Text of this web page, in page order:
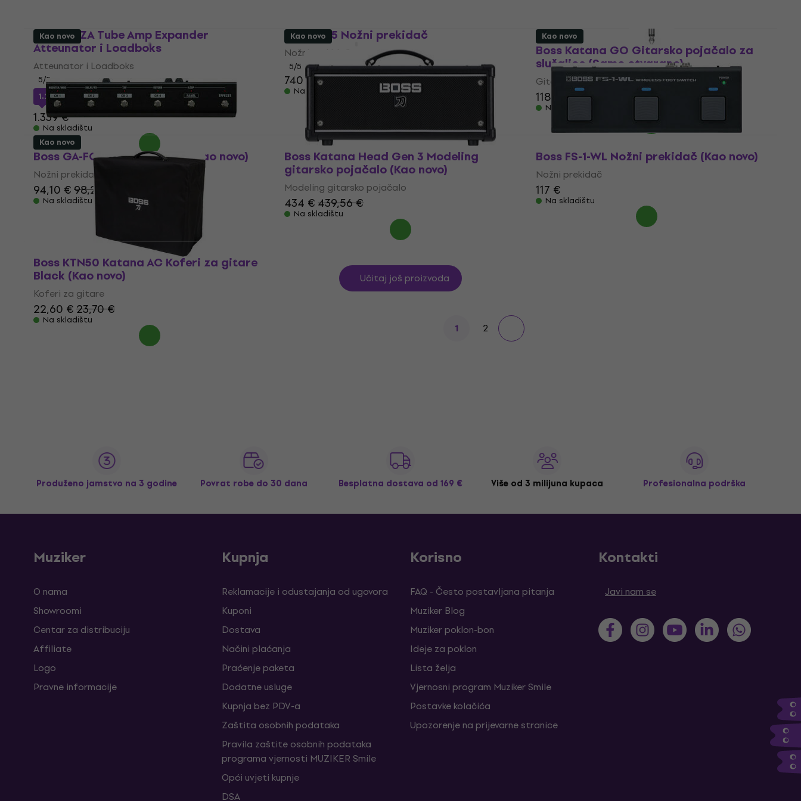
Boss WAZA Tube Amp Expander
Atteunator i Loadboks
Atteunator i Loadboks
5/5
1.230,03 €
s kodomMUZMUZ-5
1.339 €
Na skladištu
Boss ES-5 Nožni prekidač
Nožni prekidač
5/5
740 €
Na skladištu
Boss Katana GO Gitarsko pojačalo za
slušalice (Samo otvarano)
Gitarsko pojačalo za slušalice
118 €
Na skladištu
Kao novo
Boss GA-FC Nožni prekidač (Kao novo)
Nožni prekidač
94,10 €98,21 €
Na skladištu
Kao novo
Boss Katana Head Gen 3 Modeling
gitarsko pojačalo (Kao novo)
Modeling gitarsko pojačalo
434 €439,56 €
Na skladištu
Kao novo
Boss FS-1-WL Nožni prekidač (Kao novo)
Nožni prekidač
117 €
Na skladištu
Kao novo
Boss KTN50 Katana AC Koferi za gitare
Black (Kao novo)
Koferi za gitare
22,60 €23,70 €
Na skladištu
Učitaj još proizvoda
1 2
Produženo jamstvo na 3 godine Povrat robe do 30 dana Besplatna dostava od 169 € Više od 3 milijuna kupaca Profesionalna podrška
Muziker
O nama
Showroomi
Centar za distribuciju
Affiliate
Logo
Pravne informacije
Kupnja
Reklamacije i odustajanja od ugovora
Kuponi
Dostava
Načini plaćanja
Praćenje paketa
Dodatne usluge
Kupnja bez PDV-a
Zaštita osobnih podataka
Pravila zaštite osobnih podataka
programa vjernosti MUZIKER Smile
Opći uvjeti kupnje
DSA
Korisno
FAQ - Često postavljana pitanja
Muziker Blog
Muziker poklon-bon
Ideje za poklon
Lista želja
Vjernosni program Muziker Smile
Postavke kolačića
Upozorenje na prijevarne stranice
Kontakti
Javi nam se